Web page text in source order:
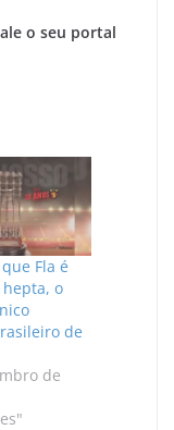
o seu portal
Fla é
hepta, o
de
de